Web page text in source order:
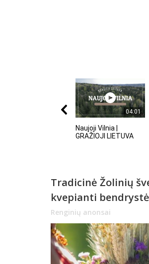
04:01
Naujoji Vilnia |
GRAŽIOJI LIETUVA
Tradicinė Žolinių
kvepianti
Renginių anonsai